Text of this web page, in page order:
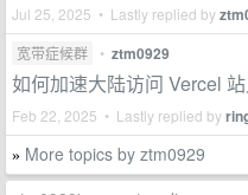
Jul 25, 2025 • Lastly replied by
宽带症候群 • ztm0929
如何加速大陆访问 Vercel 站
Feb 22, 2025 • Lastly replied by
» More topics by ztm0929